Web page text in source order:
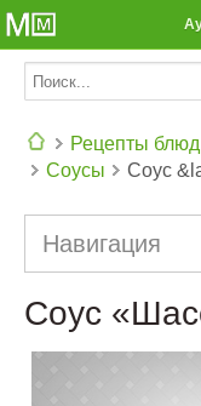
Рецепты блюд
Соусы
Соус
Навигация
Соус